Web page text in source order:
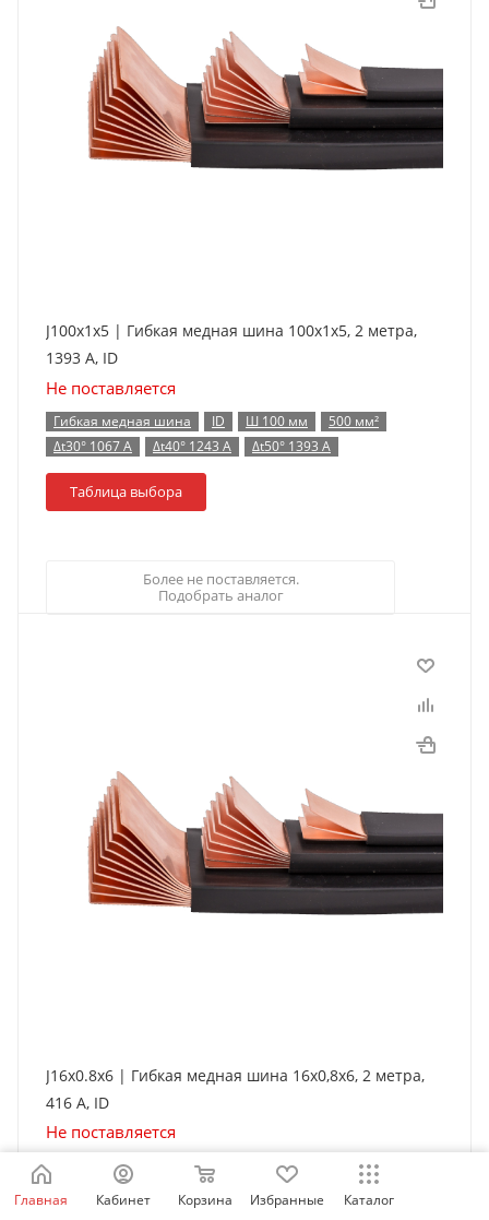
J100x1x5 | Гибкая медная шина 100x1x5, 2 метра,
1393 А, ID
Не поставляется
Гибкая медная шина ID Ш 100 мм
500 мм²
Δt30° 1067 А
Δt40° 1243 А Δt50° 1393 А
Таблица выбора
Более не поставляется.
Подобрать аналог
J16x0.8x6 | Гибкая медная шина 16x0,8x6, 2 метра,
416 А, ID
Не поставляется
Гибкая медная шина ID Ш 15,5 мм
74,4 мм²
Δt30° 319 А
Главная Кабинет Корзина Избранные Каталог